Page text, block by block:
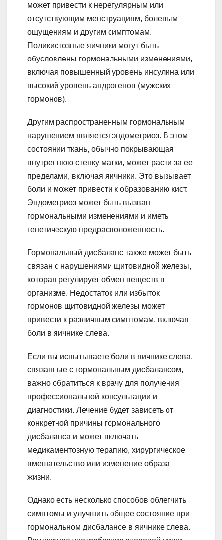
может привести к нерегулярным или
отсутствующим менструациям, болевым
ощущениям и другим симптомам.
Поликистозные яичники могут быть
обусловлены гормональными изменениями,
включая повышенный уровень инсулина или
высокий уровень андрогенов (мужских
гормонов).
Другим распространенным гормональным
нарушением является эндометриоз. В этом
состоянии ткань, обычно покрывающая
внутреннюю стенку матки, может расти за ее
пределами, включая яичники. Это вызывает
боли и может привести к образованию кист.
Эндометриоз может быть вызван
гормональными изменениями и иметь
генетическую предрасположенность.
Гормональный дисбаланс также может быть
связан с нарушениями щитовидной железы,
которая регулирует обмен веществ в
организме. Недостаток или избыток
гормонов щитовидной железы может
привести к различным симптомам, включая
боли в яичнике слева.
Если вы испытываете боли в яичнике слева,
связанные с гормональным дисбалансом,
важно обратиться к врачу для получения
профессиональной консультации и
диагностики. Лечение будет зависеть от
конкретной причины гормонального
дисбаланса и может включать
медикаментозную терапию, хирургическое
вмешательство или изменение образа
жизни.
Однако есть несколько способов облегчить
симптомы и улучшить общее состояние при
гормональном дисбалансе в яичнике слева.